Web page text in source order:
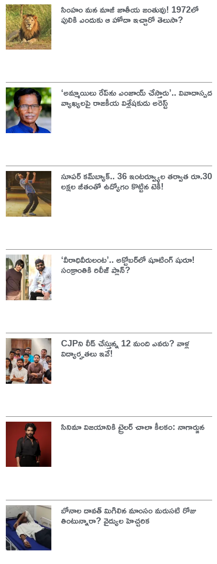
సింహం మన మాజీ జాతీయ జంతువు! 1972లో
పులికి ఎందుకు ఆ హోదా ఇచ్చారో తెలుసా?
‘అమ్మాయిలు రేప్‌ను ఎంజాయ్ చేస్తారు’.. వివాదాస్పద
వ్యాఖ్యలపై రాజకీయ విశ్లేషకుడు అరెస్ట్
సూపర్ కమ్‌బ్యాక్.. 36 ఇంటర్వ్యూల తర్వాత రూ.30
లక్షల జీతంతో ఉద్యోగం కొట్టిన టెకీ!
‘వీరాధివీరులంట’.. అక్టోబర్‌లో షూటింగ్‌ షురూ!
సంక్రాంతికి రిలీజ్‌ ప్లాన్?
CJPని లీడ్ చేస్తున్న 12 మంది ఎవరు? వాళ్ల
విద్యార్హతలు ఇవే!
సినిమా విజయానికి ట్రైలర్‌ చాలా కీలకం: నాగార్జున
బోనాల దావత్ మిగిలిన మాంసం మరుసటి రోజు
తింటున్నారా? వైద్యుల హెచ్చరిక